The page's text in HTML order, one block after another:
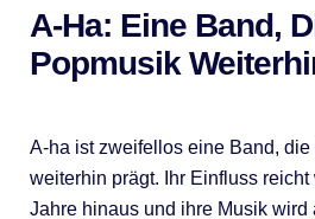
A-Ha: Eine Band,
Popmusik
A-ha ist zweifellos eine Band,
weiterhin prägt. Ihr Einfluss
Jahre hinaus und ihre Musik wird